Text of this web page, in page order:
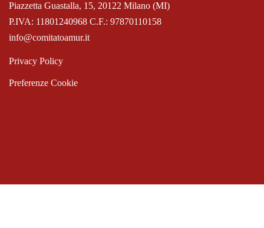
P.IVA: 11801240968 C.F.: 97870110158
Piazzetta Guastalla, 15, 20122 Milano (MI)
info@comitatoamur.it
Privacy Policy
Preferenze Cookie